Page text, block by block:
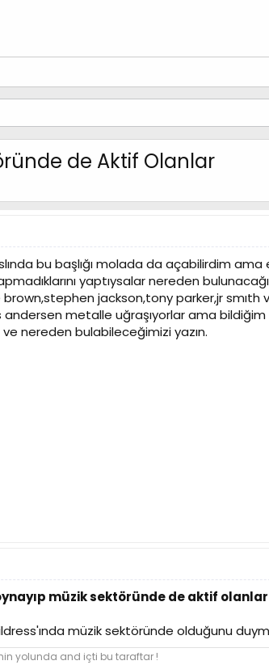
de Aktif Olanlar
bu başlığı molada da açabilirdim ama
yaptıysalar nereden
jackson,tony parker,jr smıth
andersen metalle uğraşıyorlar ama
ve nereden bulabileceğimizi yazın.
müzik sektöründe de aktif olanlar
müzik sektöründe olduğunu
yolunda and içti bu taraftar !